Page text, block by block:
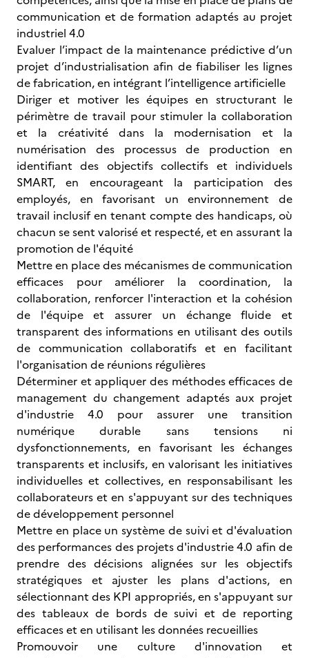
communication et de formation adaptés au projet
industriel 4.0
Evaluer l’impact de la maintenance prédictive d’un
projet d’industrialisation afin de fiabiliser les lignes
de fabrication, en intégrant l’intelligence artificielle
Diriger et motiver les équipes en structurant le
périmètre de travail pour stimuler la collaboration
et la créativité dans la modernisation et la
numérisation des processus de production en
identifiant des objectifs collectifs et individuels
SMART, en encourageant la participation des
employés, en favorisant un environnement de
travail inclusif en tenant compte des handicaps, où
chacun se sent valorisé et respecté, et en assurant la
promotion de l'équité
Mettre en place des mécanismes de communication
efficaces pour améliorer la coordination, la
collaboration, renforcer l'interaction et la cohésion
de l'équipe et assurer un échange fluide et
transparent des informations en utilisant des outils
de communication collaboratifs et en facilitant
l'organisation de réunions régulières
Déterminer et appliquer des méthodes efficaces de
management du changement adaptés aux projet
d'industrie 4.0 pour assurer une transition
numérique durable sans tensions ni
dysfonctionnements, en favorisant les échanges
transparents et inclusifs, en valorisant les initiatives
individuelles et collectives, en responsabilisant les
collaborateurs et en s'appuyant sur des techniques
de développement personnel
Mettre en place un système de suivi et d'évaluation
des performances des projets d'industrie 4.0 afin de
prendre des décisions alignées sur les objectifs
stratégiques et ajuster les plans d'actions, en
sélectionnant des KPI appropriés, en s'appuyant sur
des tableaux de bords de suivi et de reporting
efficaces et en utilisant les données recueillies
Promouvoir une culture d'innovation et